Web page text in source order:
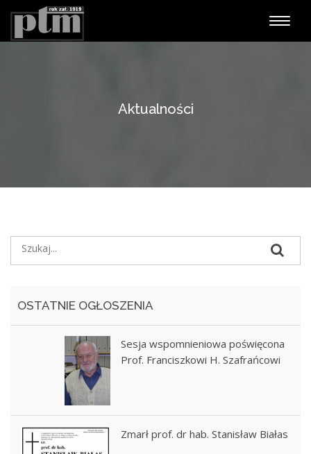
Aktualności
OSTATNIE OGŁOSZENIA
Sesja wspomnieniowa poświęcona
Prof. Franciszkowi H. Szafrańcowi
Zmarł prof. dr hab. Stanisław Białas